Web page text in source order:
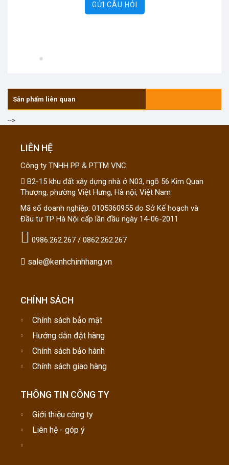
GỬI CÂU HỎI
Sản phẩm liên quan
-->
LIÊN HỆ
Công ty TNHH PP & PTTM VNC
B2-15 khu đất xây dựng nhà ở N03, ngõ 56 Kim Quan
Thượng, phường Việt Hưng, Hà nội, Việt Nam
Mã số doanh nghiệp: 0105360955 do Sở Kế hoạch và
Đầu tư TP Hà Nội cấp lần đầu ngày 14-06-2011
0986.262.267 / 0862.262.267
sale@kenhchinhhang.vn
CHÍNH SÁCH
Chính sách bảo mật
Hướng dẫn đặt hàng
Chính sách bảo hành
Chính sách giao hàng
THÔNG TIN CÔNG TY
Giới thiệu công ty
Liên hệ - góp ý